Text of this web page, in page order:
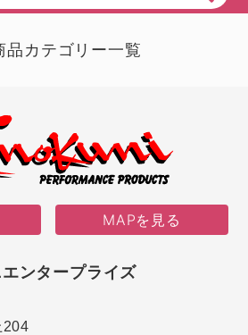
品カテゴリー一覧
MAPを見る
ンタープライズ
204